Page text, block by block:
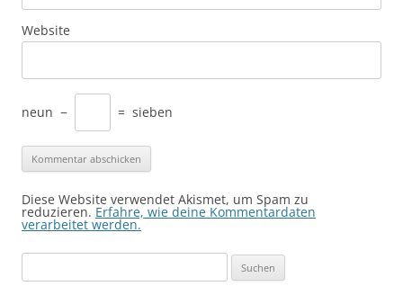
Website
neun − = sieben
Diese Website verwendet Akismet, um Spam zu
reduzieren. Erfahre, wie deine Kommentardaten
verarbeitet werden.
nach: